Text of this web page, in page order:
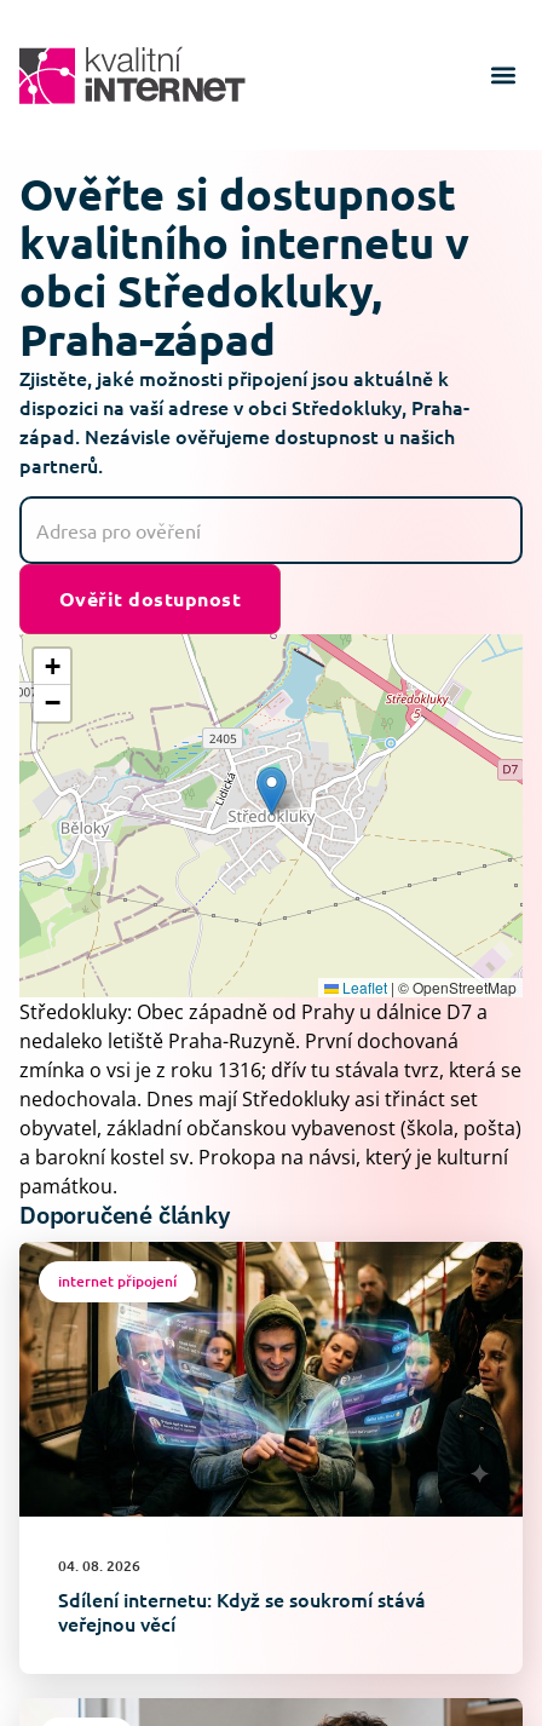
Ověřte si dostupnost
kvalitního internetu v
obci Středokluky,
Praha-západ
Zjistěte, jaké možnosti připojení jsou aktuálně k
dispozici na vaší adrese v obci Středokluky, Praha-
západ. Nezávisle ověřujeme dostupnost u našich
partnerů.
Ověřit dostupnost
+
−
Leaflet | © OpenStreetMap
Středokluky: Obec západně od Prahy u dálnice D7 a
nedaleko letiště Praha-Ruzyně. První dochovaná
zmínka o vsi je z roku 1316; dřív tu stávala tvrz, která se
nedochovala. Dnes mají Středokluky asi třináct set
obyvatel, základní občanskou vybavenost (škola, pošta)
a barokní kostel sv. Prokopa na návsi, který je kulturní
památkou.
Doporučené články
internet připojení
04. 08. 2026
Sdílení internetu: Když se soukromí stává
veřejnou věcí